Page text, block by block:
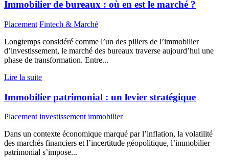
Immobilier de bureaux : où en est le marché ?
Placement Fintech & Marché
Longtemps considéré comme l’un des piliers de l’immobilier
d’investissement, le marché des bureaux traverse aujourd’hui une
phase de transformation. Entre...
Lire la suite
Immobilier patrimonial : un levier stratégique
Placement investissement immobilier
Dans un contexte économique marqué par l’inflation, la volatilité
des marchés financiers et l’incertitude géopolitique, l’immobilier
patrimonial s’impose...